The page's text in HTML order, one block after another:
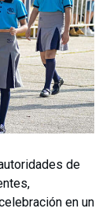
de
en un